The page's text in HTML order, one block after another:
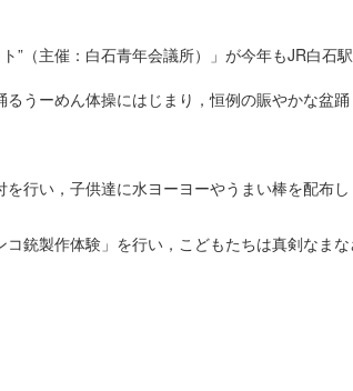
（主催：白石青年会議所）」が今年もJR白石
うーめん体操にはじまり，恒例の賑やかな盆踊
行い，子供達に水ヨーヨーやうまい棒を配布
銃製作体験」を行い，こどもたちは真剣なま